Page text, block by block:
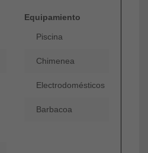
Equipamiento
Piscina
Chimenea
Electrodomésticos
Barbacoa